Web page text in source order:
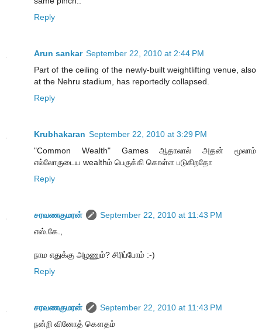
Reply
Arun sankar September 22, 2010 at 2:44 PM
Part of the ceiling of the newly-built weightlifting venue, also
at the Nehru stadium, has reportedly collapsed.
Reply
Krubhakaran September 22, 2010 at 3:29 PM
"Common Wealth" Games ஆதாலால் அதன் மூலாம்
எல்லோருடைய wealthம் பெருக்கி கொள்ள படுகிறதோ
Reply
சரவணகுமரன்
September 22, 2010 at 11:43 PM
எஸ்.கே.,
நாம எதுக்கு அழணும்? சிரிப்போம் :-)
Reply
சரவணகுமரன்
September 22, 2010 at 11:43 PM
நன்றி வினோத் கௌதம்